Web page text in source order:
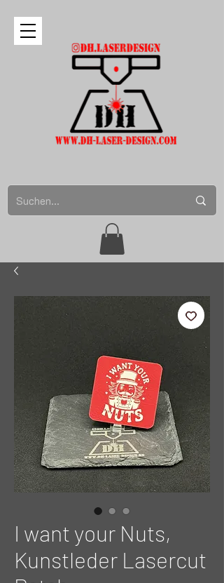
I want your Nuts,
Kunstleder Lasercut